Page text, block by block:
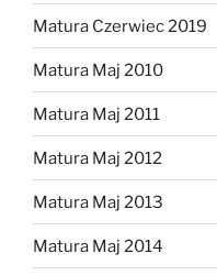
Matura Czerwiec 2019
Matura Maj 2010
Matura Maj 2011
Matura Maj 2012
Matura Maj 2013
Matura Maj 2014